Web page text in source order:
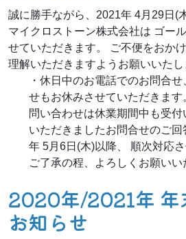
誠に勝手ながら、2021年 4月29日(
マイクロストーン株式会社は ゴー
せていただきます。 ご不便をおか
理解いただきますようお願いいたし
・休日中のお電話でのお問合
せもお休みさせていただきま
問い合わせは休業期間中も受付
いただきましたお問合せのご
年 5月6日(木)以降、 順次対応
ご了承の程、よろしくお願いい
2020年/2021年 年
お知らせ